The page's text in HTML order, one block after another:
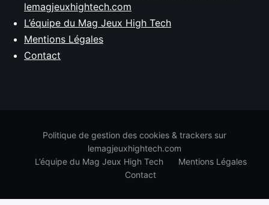
lemagjeuxhightech.com
L’équipe du Mag Jeux High Tech
Mentions Légales
Contact
Politique de gestion des cookies & trackers sur
lemagjeuxhightech.com
L’équipe du Mag Jeux High Tech
Mentions Légales
Contact